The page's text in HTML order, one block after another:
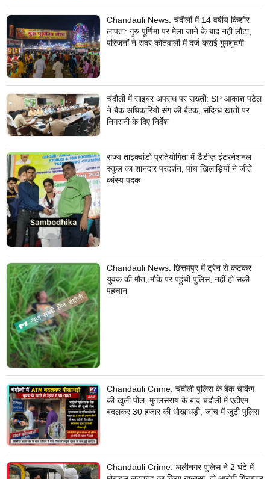
Chandauli News: चंदौली में 14 वर्षीय किशोर
लापता: गुरु पूर्णिमा पर मेला जाने के बाद नहीं लौटा,
परिजनों ने सदर कोतवाली में दर्ज कराई गुमशुदगी
चंदौली में साइबर अपराध पर सख्ती: SP आकाश पटेल
ने बैंक अधिकारियों संग की बैठक, संदिग्ध खातों पर
निगरानी के दिए निर्देश
राज्य ताइक्वांडो प्रतियोगिता में डैडीज़ इंटरनेशनल
स्कूल का शानदार प्रदर्शन, पांच खिलाड़ियों ने जीते
कांस्य पदक
Chandauli News: छित्तमपुर में ट्रेन से कटकर
युवक की मौत, मौके पर पहुंची पुलिस, नहीं हो सकी
पहचान
Chandauli Crime: चंदौली पुलिस के बैंक चेकिंग
की खुली पोल, मुगलसराय के बाद चंदौली में एटीएम
बदलकर 30 हजार की धोखाधड़ी, जांच में जुटी पुलिस
Chandauli Crime: अलीनगर पुलिस ने 2 घंटे में